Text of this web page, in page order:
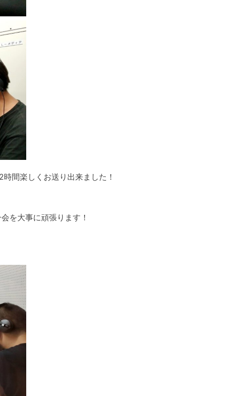
間楽しくお送り出来ました！
を大事に頑張ります！